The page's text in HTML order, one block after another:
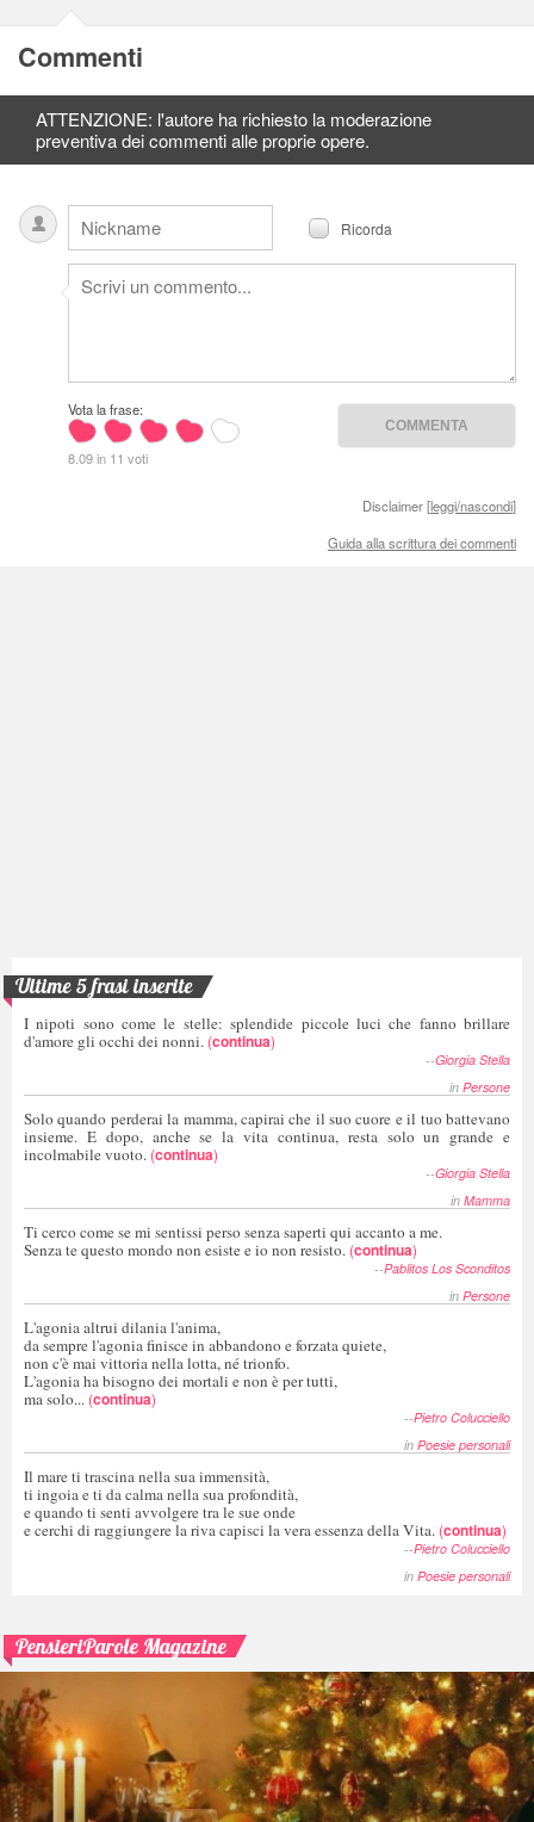
Commenti
ATTENZIONE: l'autore ha richiesto la moderazione
preventiva dei commenti alle proprie opere.
Ricorda
Vota la frase:
8.09 in 11 voti
Disclaimer [leggi/nascondi]
Guida alla scrittura dei commenti
Ultime 5 frasi inserite
I nipoti sono come le stelle: splendide piccole luci che fanno brillare
d'amore gli occhi dei nonni. (continua)
--Giorgia Stella
in Persone
Solo quando perderai la mamma, capirai che il suo cuore e il tuo battevano
insieme. E dopo, anche se la vita continua, resta solo un grande e
incolmabile vuoto. (continua)
--Giorgia Stella
in Mamma
Ti cerco come se mi sentissi perso senza saperti qui accanto a me.
Senza te questo mondo non esiste e io non resisto. (continua)
--Pablitos Los Sconditos
in Persone
L'agonia altrui dilania l'anima,
da sempre l'agonia finisce in abbandono e forzata quiete,
non c'è mai vittoria nella lotta, né trionfo.
L'agonia ha bisogno dei mortali e non è per tutti,
ma solo... (continua)
--Pietro Colucciello
in Poesie personali
Il mare ti trascina nella sua immensità,
ti ingoia e ti da calma nella sua profondità,
e quando ti senti avvolgere tra le sue onde
e cerchi di raggiungere la riva capisci la vera essenza della Vita. (continua)
--Pietro Colucciello
in Poesie personali
PensieriParole Magazine